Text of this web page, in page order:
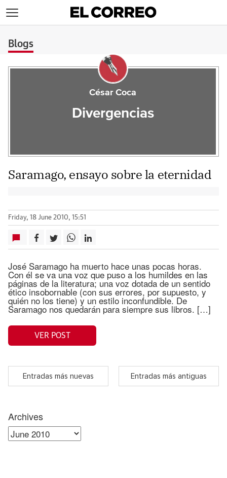
Blogs
César Coca
Divergencias
Saramago, ensayo sobre la eternidad
Friday, 18 June 2010, 15:51
José Saramago ha muerto hace unas pocas horas.
Con él se va una voz que puso a los humildes en las
páginas de la literatura; una voz dotada de un sentido
ético insobornable (con sus errores, por supuesto, y
quién no los tiene) y un estilo inconfundible. De
Saramago nos quedarán para siempre sus libros. […]
VER POST
Entradas más nuevas Entradas más antiguas
Archives
Archives